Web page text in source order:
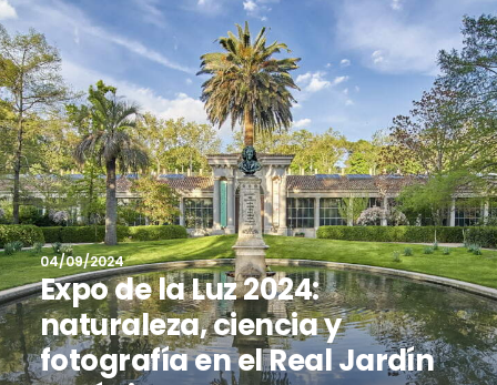
04/09/2024
Expo de la Luz 2024:
naturaleza, ciencia y
fotografía en el Real Jardín